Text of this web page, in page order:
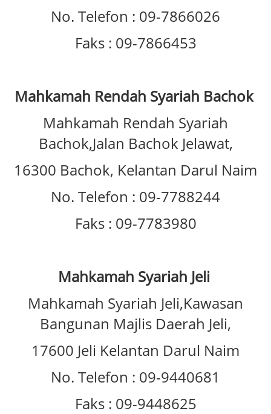
No. Telefon : 09-7866026
Faks : 09-7866453
Mahkamah Rendah Syariah Bachok
Mahkamah Rendah Syariah
Bachok,Jalan Bachok Jelawat,
16300 Bachok, Kelantan Darul Naim
No. Telefon : 09-7788244
Faks : 09-7783980
Mahkamah Syariah Jeli
Mahkamah Syariah Jeli,Kawasan
Bangunan Majlis Daerah Jeli,
17600 Jeli Kelantan Darul Naim
No. Telefon : 09-9440681
Faks : 09-9448625